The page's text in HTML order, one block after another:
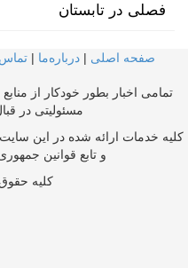
فصلی در تابستان
صفحه اصلی | درباره‌ما |
تمامی اخبار بطور خودکار از
مسئولیتی در
کلیه خدمات ارائه شده در این
و تابع قوانین
کلیه